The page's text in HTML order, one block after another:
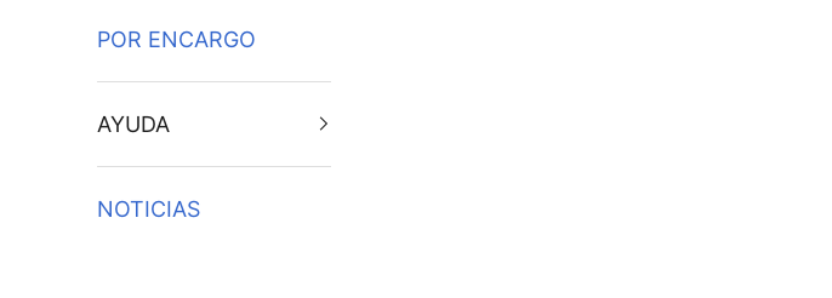
POR ENCARGO
AYUDA
NOTICIAS